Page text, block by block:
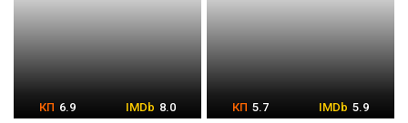
6.9 8.0 5.7 5.9